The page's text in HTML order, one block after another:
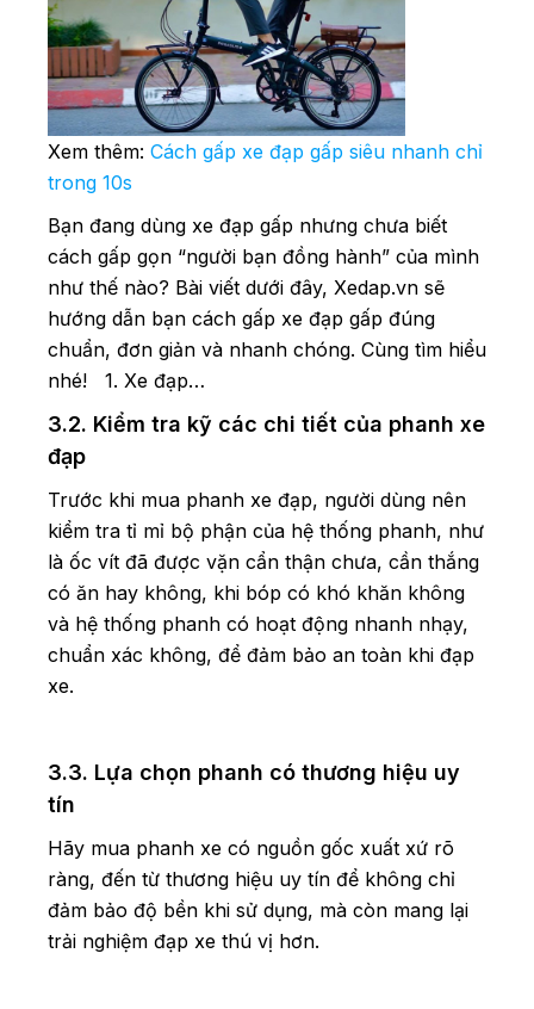
Xem thêm: Cách gấp xe đạp gấp siêu nhanh chỉ
trong 10s
Bạn đang dùng xe đạp gấp nhưng chưa biết
cách gấp gọn “người bạn đồng hành” của mình
như thế nào? Bài viết dưới đây, Xedap.vn sẽ
hướng dẫn bạn cách gấp xe đạp gấp đúng
chuẩn, đơn giản và nhanh chóng. Cùng tìm hiểu
nhé! 1. Xe đạp…
3.2. Kiểm tra kỹ các chi tiết của phanh xe
đạp
Trước khi mua phanh xe đạp, người dùng nên
kiểm tra tỉ mỉ bộ phận của hệ thống phanh, như
là ốc vít đã được vặn cẩn thận chưa, cần thắng
có ăn hay không, khi bóp có khó khăn không
và hệ thống phanh có hoạt động nhanh nhạy,
chuẩn xác không, để đảm bảo an toàn khi đạp
xe.
3.3. Lựa chọn phanh có thương hiệu uy
tín
Hãy mua phanh xe có nguồn gốc xuất xứ rõ
ràng, đến từ thương hiệu uy tín để không chỉ
đảm bảo độ bền khi sử dụng, mà còn mang lại
trải nghiệm đạp xe thú vị hơn.